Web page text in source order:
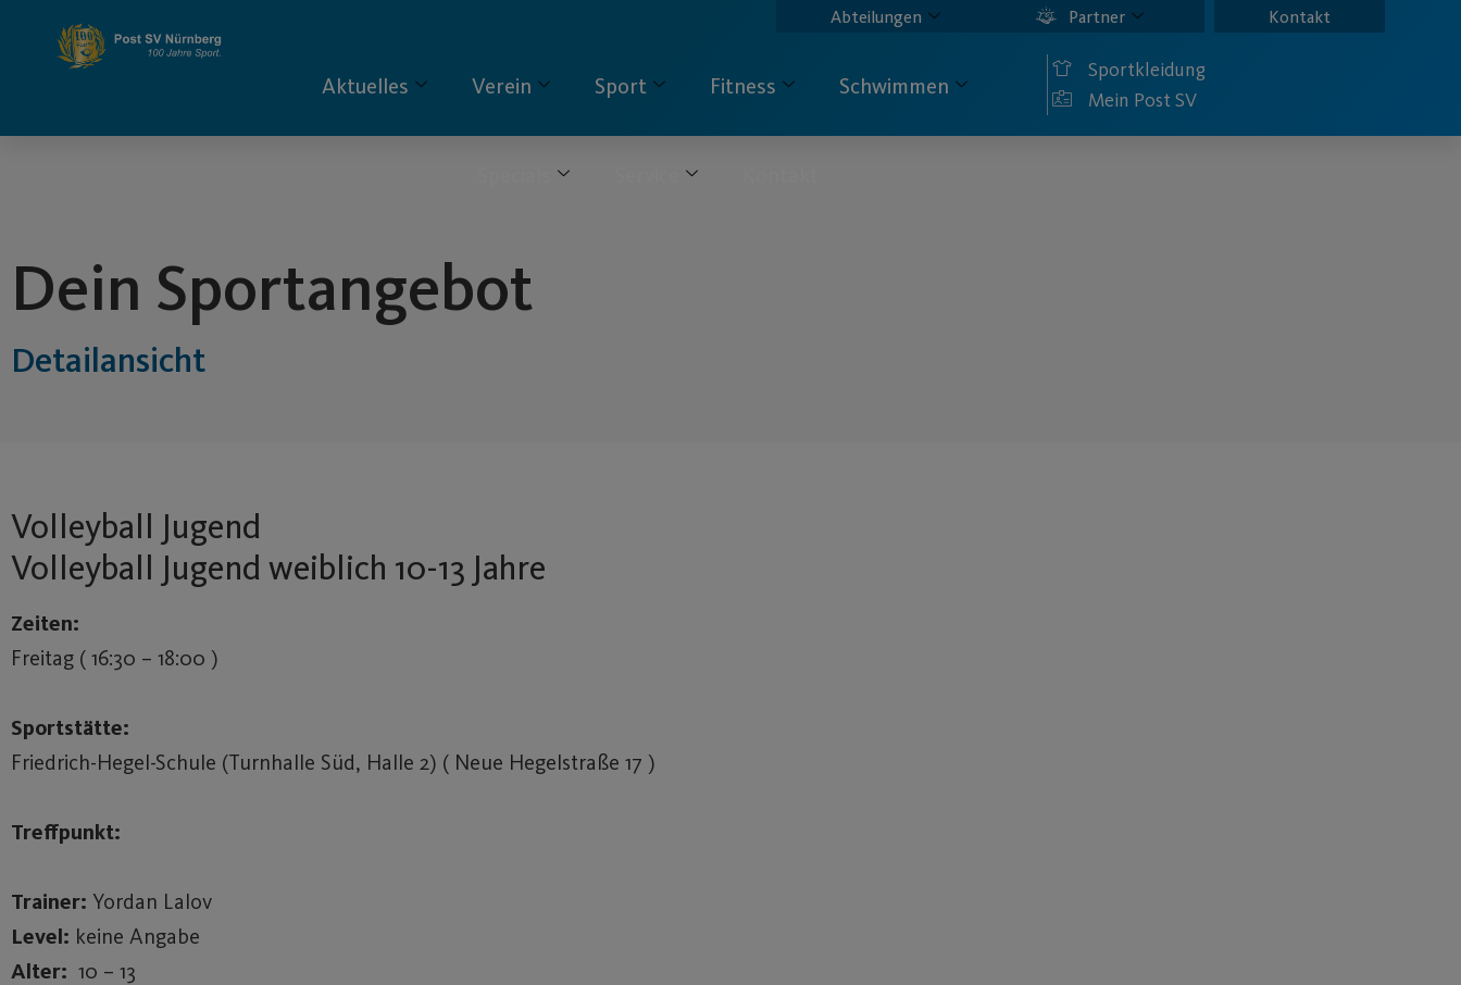
springen
Abteilungen Partner Kontakt
Aktuelles Verein Sport Fitness Schwimmen
Sportkleidung
Mein Post SV
Dein Sportangebot
Detailansicht
Volleyball Jugend
Volleyball Jugend weiblich 10-13 Jahre
Zeiten:
Freitag ( 16:30 – 18:00 )
Sportstätte:
Friedrich-Hegel-Schule (Turnhalle Süd, Halle 2) ( Neue Hegelstraße 17 )
Treffpunkt:
Trainer: Yordan Lalov
Level: keine Angabe
Alter: 10 – 13